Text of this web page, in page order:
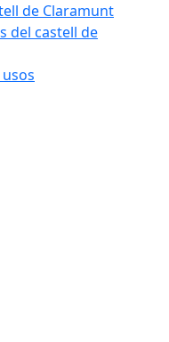
de Claramunt
del castell de